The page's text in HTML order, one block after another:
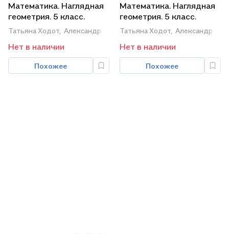
Математика. Наглядная
геометрия. 5 класс.
Учебник
Татьяна Ходот, Александр Ходот, Виктория Велиховская
Нет в наличии
Похожее
Математика. Наглядная
геометрия. 5 класс.
Учебник для
общеобразовательных
организаций
Татьяна Ходот, Александр
Нет в наличии
Похожее